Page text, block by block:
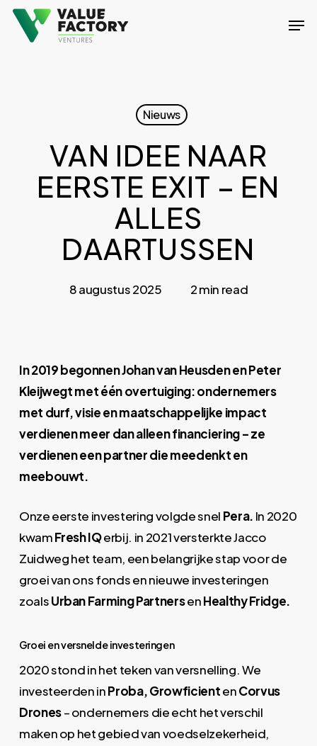
Skip
Nieuws
VAN IDEE NAAR
EERSTE EXIT – EN
ALLES
DAARTUSSEN
8 augustus 2025 2 min read
In 2019 begonnen Johan van Heusden en Peter
Kleijwegt met één overtuiging: ondernemers
met durf, visie en maatschappelijke impact
verdienen meer dan alleen financiering – ze
verdienen een partner die meedenkt en
meebouwt.
Onze eerste investering volgde snel Pera. In 2020
kwamFresh IQerbij. in 2021 versterkte Jacco
Zuidweg het team, een belangrijke stap voor de
groei van ons fonds en nieuwe investeringen
zoalsUrban Farming PartnersenHealthy Fridge.
Groei en versnelde investeringen
2020 stond in het teken van versnelling. We
investeerden inProba, GrowficientenCorvus
Drones– ondernemers die echt het verschil
maken op het gebied van voedselzekerheid,